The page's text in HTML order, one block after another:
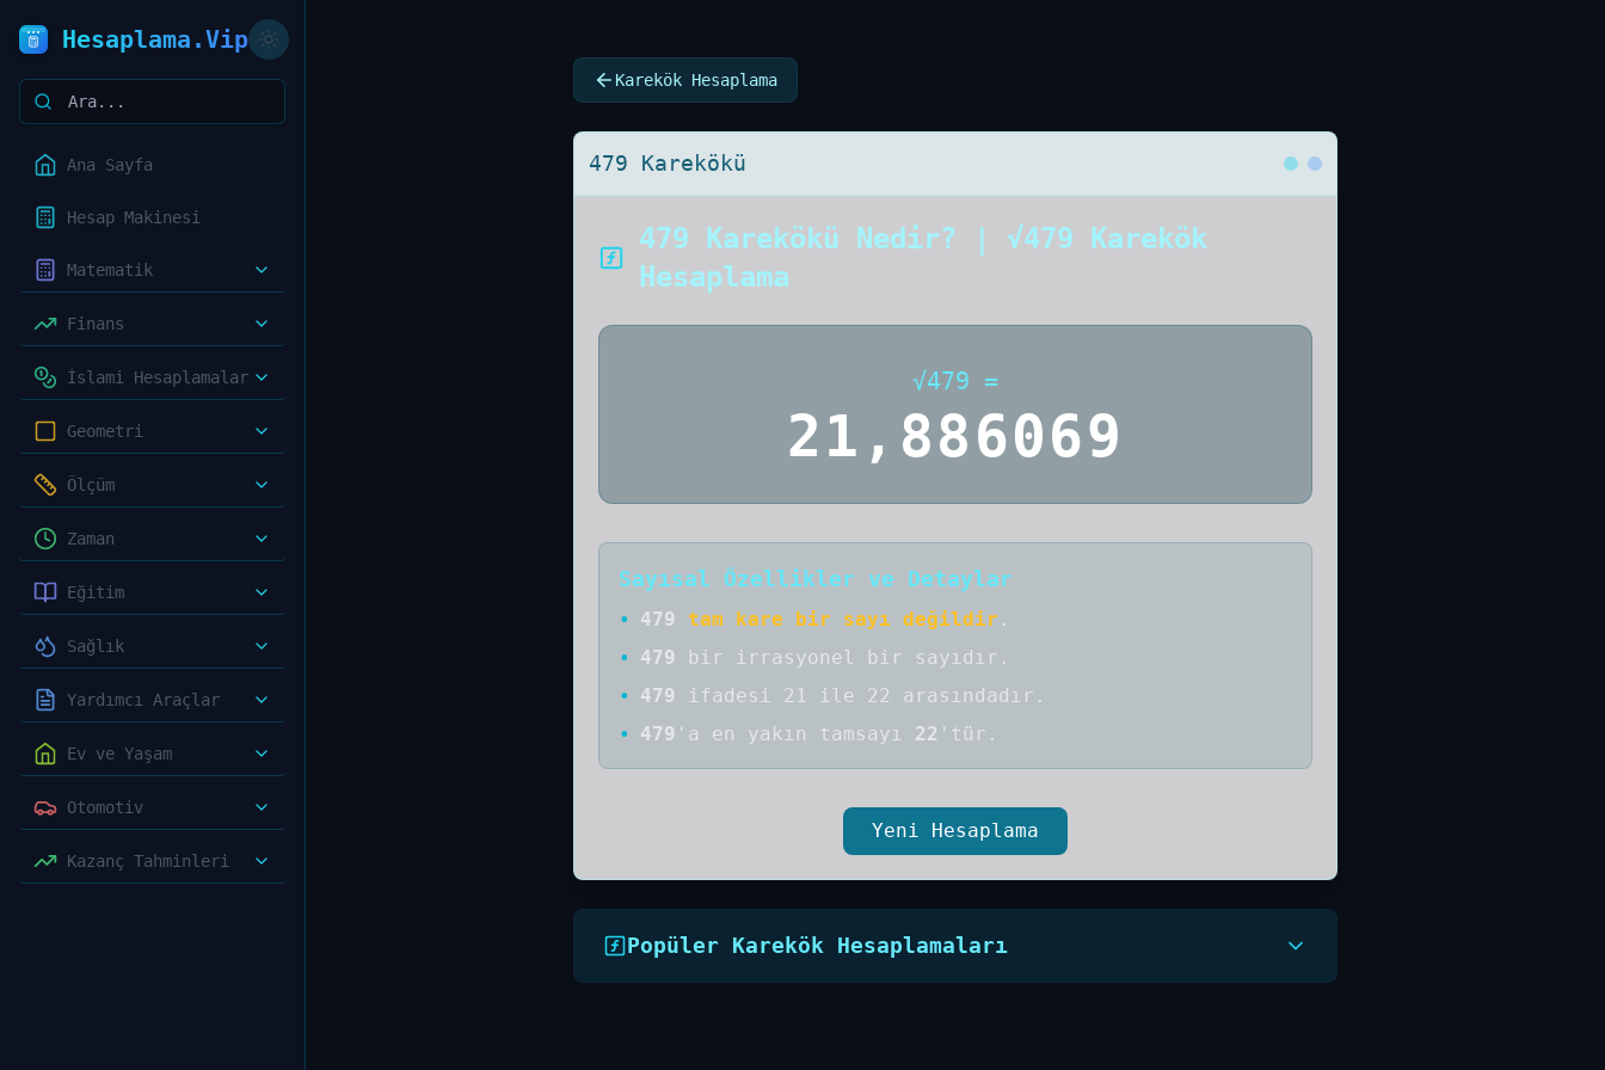
Hesaplama.Vip
Ana Sayfa
Hesap Makinesi
Matematik
Finans
İslami Hesaplamalar
Geometri
Ölçüm
Zaman
Eğitim
Sağlık
Yardımcı Araçlar
Ev ve Yaşam
Otomotiv
Kazanç Tahminleri
Karekök Hesaplama
479 Karekökü
479 Karekökü Nedir? | √479 Karekök
Hesaplama
√479 =
21,886069
Sayısal Özellikler ve Detaylar
• 479 tam kare bir sayı değildir .
•
479 bir irrasyonel bir sayıdır .
•
479
ifadesi 21 ile 22 arasındadır.
•
479 'a en yakın tamsayı 22 'tür.
Yeni Hesaplama
Popüler Karekök Hesaplamaları